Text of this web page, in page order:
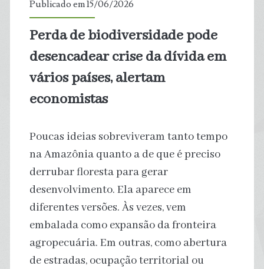
para
Publicado em 15/06/2026
Perda de biodiversidade pode
desencadear crise da dívida em
vários países, alertam
economistas
Poucas ideias sobreviveram tanto tempo
na Amazônia quanto a de que é preciso
derrubar floresta para gerar
desenvolvimento. Ela aparece em
diferentes versões. Às vezes, vem
embalada como expansão da fronteira
agropecuária. Em outras, como abertura
de estradas, ocupação territorial ou